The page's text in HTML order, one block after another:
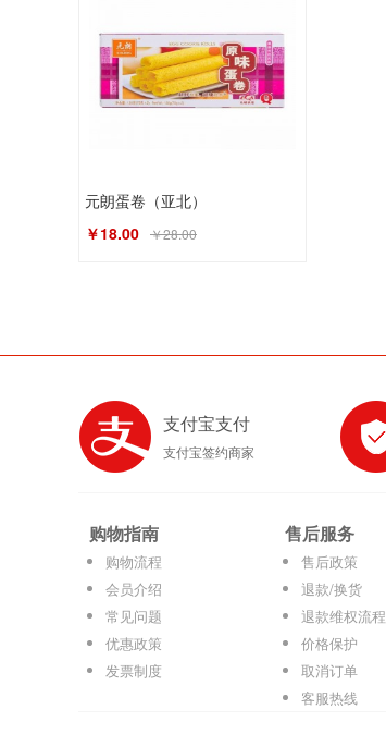
元朗蛋卷（亚北）
￥18.00 ￥28.00
支付宝支付
支付宝签约商家
购物指南
购物流程
会员介绍
常见问题
优惠政策
发票制度
售后服务
售后政策
退款/换货
退款维权流程
价格保护
取消订单
客服热线